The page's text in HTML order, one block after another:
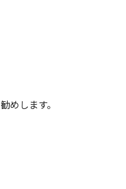
めします。